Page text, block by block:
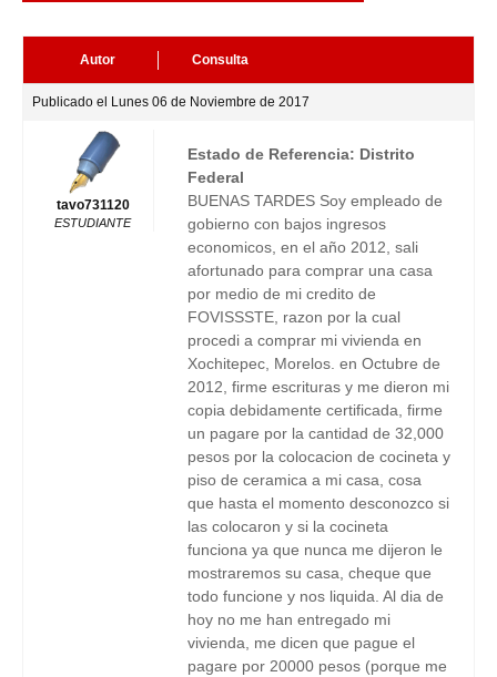
Autor Consulta
Publicado el Lunes 06 de Noviembre de 2017
tavo731120
ESTUDIANTE
Estado de Referencia: Distrito
Federal
BUENAS TARDES Soy empleado de
gobierno con bajos ingresos
economicos, en el año 2012, sali
afortunado para comprar una casa
por medio de mi credito de
FOVISSSTE, razon por la cual
procedi a comprar mi vivienda en
Xochitepec, Morelos. en Octubre de
2012, firme escrituras y me dieron mi
copia debidamente certificada, firme
un pagare por la cantidad de 32,000
pesos por la colocacion de cocineta y
piso de ceramica a mi casa, cosa
que hasta el momento desconozco si
las colocaron y si la cocineta
funciona ya que nunca me dijeron le
mostraremos su casa, cheque que
todo funcione y nos liquida. Al dia de
hoy no me han entregado mi
vivienda, me dicen que pague el
pagare por 20000 pesos (porque me